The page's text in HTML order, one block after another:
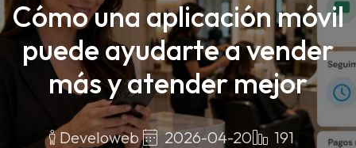
Cómo una aplicación móvil
puede ayudarte a vender
más y atender mejor
Develoweb 2026-04-20 191